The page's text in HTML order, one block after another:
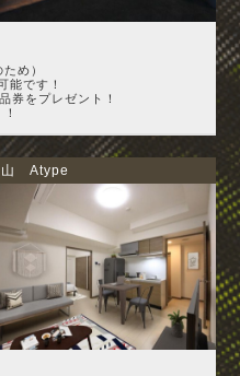
め）
能です！
券をプレゼント！
山 Atype